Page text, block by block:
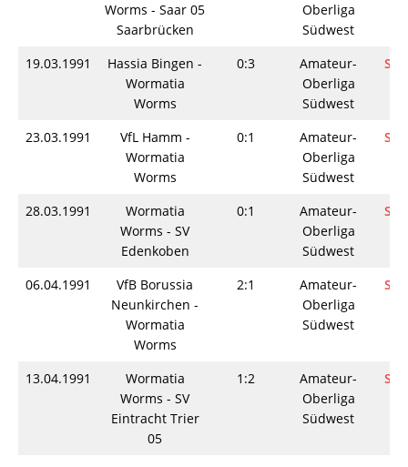
Worms - Saar 05
Saarbrücken
Oberliga
Südwest
19.03.1991
Hassia Bingen -
Wormatia
Worms
0:3
Amateur-
Oberliga
Südwest
23.03.1991
VfL Hamm -
Wormatia
Worms
0:1
Amateur-
Oberliga
Südwest
28.03.1991
Wormatia
Worms - SV
Edenkoben
0:1
Amateur-
Oberliga
Südwest
06.04.1991
VfB Borussia
Neunkirchen -
Wormatia
Worms
2:1
Amateur-
Oberliga
Südwest
13.04.1991
Wormatia
Worms - SV
Eintracht Trier
05
1:2
Amateur-
Oberliga
Südwest